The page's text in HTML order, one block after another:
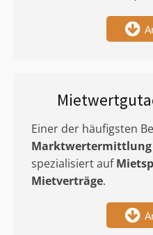
Einer der häufigsten
Marktwertermittlung
spezialisiert auf
Mietverträge.